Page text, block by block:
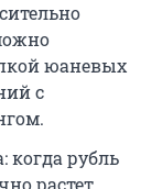
юаневых
с
когда рубль